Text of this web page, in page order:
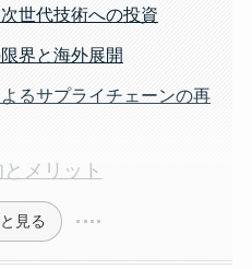
世代技術への投資
界と海外展開
るサプライチェーンの再
メリット
見る